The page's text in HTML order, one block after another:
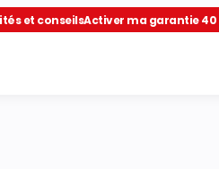
et conseilsActiver ma garantie 40